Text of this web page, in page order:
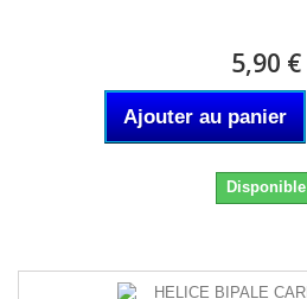
5,90 €
Ajouter au panier
Disponible